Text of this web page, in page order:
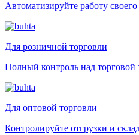
Автоматизируйте работу
Для розничной торговли
Полный контроль над торговой
Для оптовой торговли
Контролируйте отгрузки и